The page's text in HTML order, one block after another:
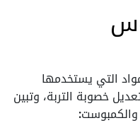
التي يستخدمها
خصوبة التربة، وتبين
والكمبوست: